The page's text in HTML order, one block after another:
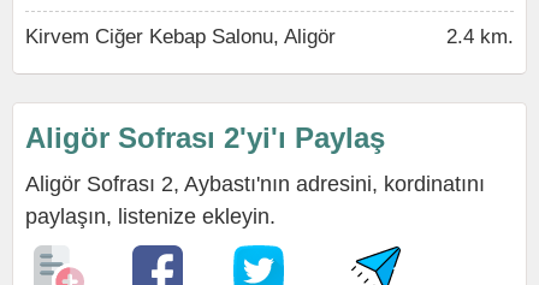
Kirvem Ciğer Kebap Salonu, Aligör 2.4 km.
Aligör Sofrası 2'yi'ı Paylaş
Aligör Sofrası 2, Aybastı'nın adresini, kordinatını
paylaşın, listenize ekleyin.